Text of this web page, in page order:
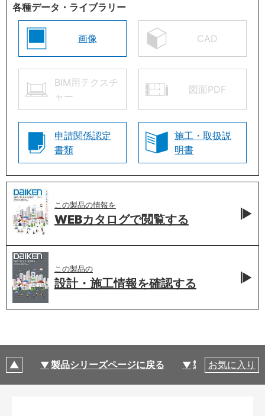
各種データ・ライブラリー
画像 CAD
BIM用テクスチ
ャー
図面PDF
申請関係認定
書類
施工・取扱説
明書
この製品の情報を
WEBカタログで閲覧する
この製品の
設計・施工情報を確認する
製品シリーズページに戻る 製品仕様
お気に入り